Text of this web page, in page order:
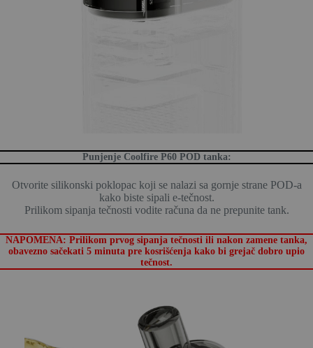
Punjenje Coolfire P60 POD tanka:
Otvorite silikonski poklopac koji se nalazi sa gornje strane POD-a
kako biste sipali e-tečnost.
Prilikom sipanja tečnosti vodite računa da ne prepunite tank.
NAPOMENA: Prilikom prvog sipanja tečnosti ili nakon zamene tanka,
obavezno sačekati 5 minuta pre kosrišćenja kako bi grejač dobro upio
tečnost.